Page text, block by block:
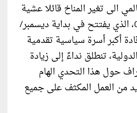
الى تغير المناخ قائلا عشية
انعقاد مؤتمر COP24، الذي يفتتح في بداية ديسمبر/
أكبر أسرة سياسية تقدمية
تنطلق نداءً إلى زيادة
حول هذا التحدي الهام
من العمل المكثف على جميع